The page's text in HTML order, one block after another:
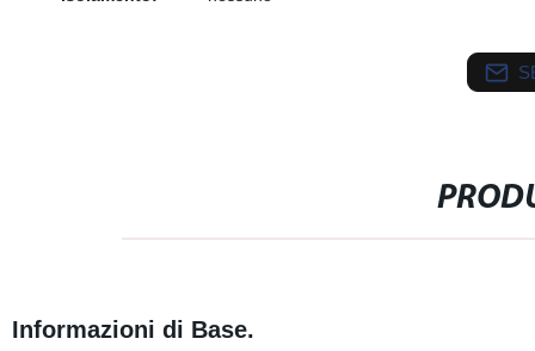
Informazioni di Base.